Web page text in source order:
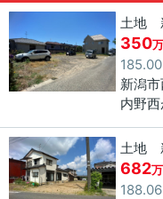
土地
350
新潟
内野
土地
682